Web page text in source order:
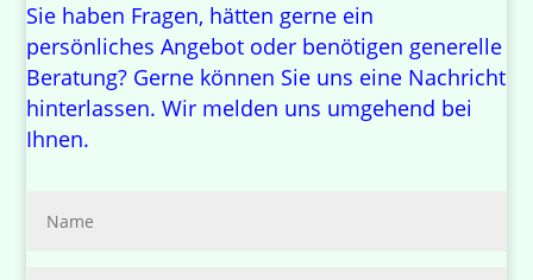
Sie haben Fragen, hätten gerne ein
persönliches Angebot oder benötigen generelle
Beratung? Gerne können Sie uns eine Nachricht
hinterlassen. Wir melden uns umgehend bei
Ihnen.